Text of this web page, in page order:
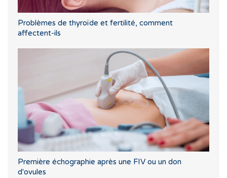
Problèmes de thyroïde et fertilité, comment
affectent-ils
Première échographie après une FIV ou un don
d'ovules